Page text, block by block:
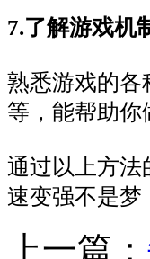
7.了解游戏机
熟悉游戏的各
等，能帮助你
通过以上方法
速变强不是梦
上一篇：